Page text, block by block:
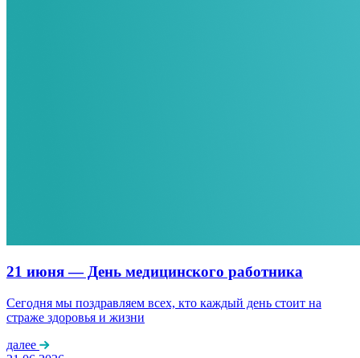
21 июня — День медицинского работника
Сегодня мы поздравляем всех, кто каждый день стоит на
страже здоровья и жизни
далее